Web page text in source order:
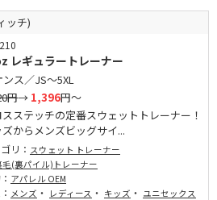
ッチ)
レギュラートレーナー
ンス／JS～5XL
円→ 1,396円～
ステッチの定番スウェットトレーナー！
ズからメンズビッグサイ...
リ： スウェット トレーナー
毛(裏パイル)トレーナー
アパレル OEM
メンズ ・ レディース ・ キッズ ・ ユニセックス